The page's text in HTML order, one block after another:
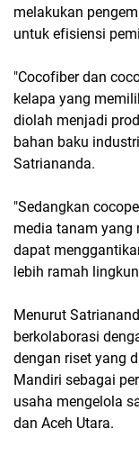
melakukan
untuk efisiensi
"Cocofiber dan
kelapa yang
diolah menjadi
bahan baku
Satriananda.
"Sedangkan
media tanam yang
dapat
lebih ramah
Menurut
berkolaborasi
dengan riset yang
Mandiri sebagai
usaha mengelola
dan Aceh Utara.